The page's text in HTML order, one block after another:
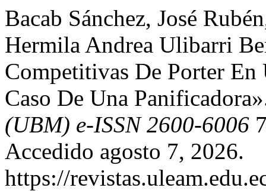
Bacab Sánchez, José
Hermila Andrea Ulibarri
Competitivas De Porter
Caso De Una
(UBM) e-ISSN 2600-6006
Accedido agosto 7, 2026.
https://